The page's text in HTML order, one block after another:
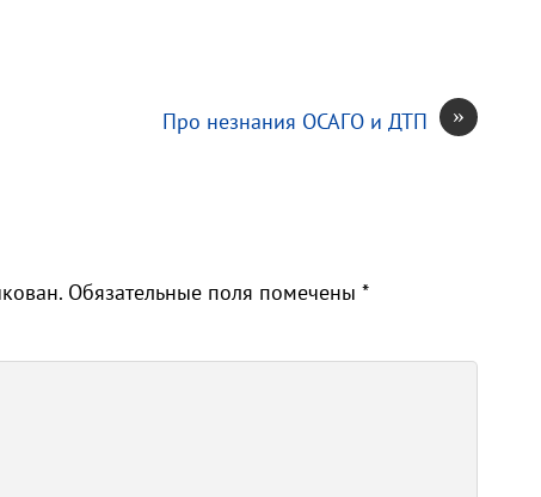
»
Про незнания ОСАГО и ДТП
Обязательные поля помечены *